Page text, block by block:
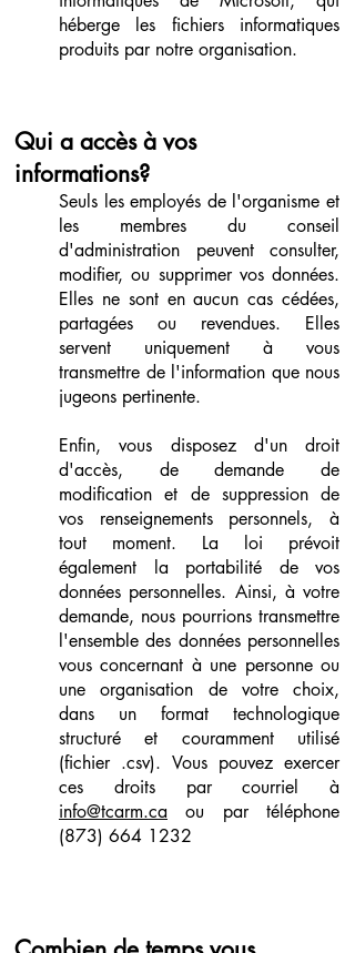
héberge les fichiers informatiques
produits par notre organisation.
Qui a accès à vos
informations?
Seuls les employés de l'organisme et
les membres du conseil
d'administration peuvent consulter,
modifier, ou supprimer vos données.
Elles ne sont en aucun cas cédées,
partagées ou revendues. Elles
servent uniquement à vous
transmettre de l'information que nous
jugeons pertinente.
Enfin, vous disposez d'un droit
d'accès, de demande de
modification et de suppression de
vos renseignements personnels, à
tout moment. La loi prévoit
également la portabilité de vos
données personnelles. Ainsi, à votre
demande, nous pourrions transmettre
l'ensemble des données personnelles
vous concernant à une personne ou
une organisation de votre choix,
dans un format technologique
structuré et couramment utilisé
(fichier .csv). Vous pouvez exercer
ces droits par courriel à
info@tcarm.ca ou par téléphone
(873) 664 1232